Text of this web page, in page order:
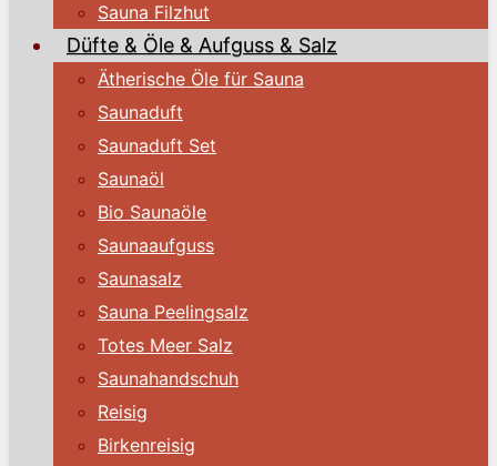
Sauna Filzhut
Düfte & Öle & Aufguss & Salz
Ätherische Öle für Sauna
Saunaduft
Saunaduft Set
Saunaöl
Bio Saunaöle
Saunaaufguss
Saunasalz
Sauna Peelingsalz
Totes Meer Salz
Saunahandschuh
Reisig
Birkenreisig